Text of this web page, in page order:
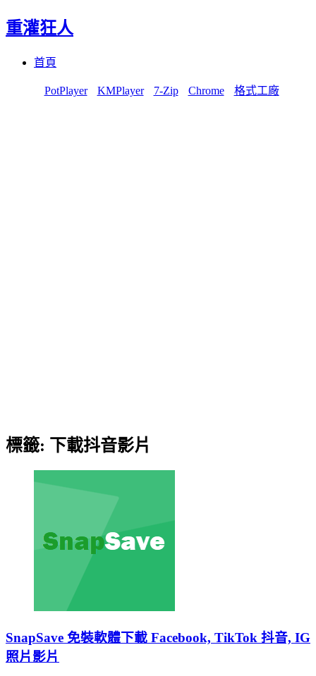
重灌狂人
首頁
PotPlayer KMPlayer 7-Zip Chrome 格式工廠
標籤: 下載抖音影片
SnapSave 免裝軟體下載 Facebook, TikTok 抖音, IG
照片影片